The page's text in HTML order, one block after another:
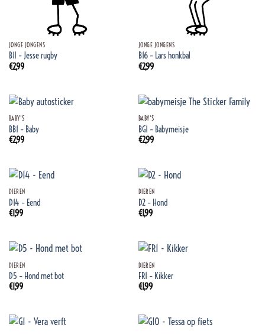
JONGE JONGENS
B11 – Jesse rugby
€2,99
JONGE JONGENS
B16 – Lars honkbal
€2,99
BABY'S
BB1 – Baby
€2,99
BABY'S
BG1 – Babymeisje
€2,99
DIEREN
D14 – Eend
€1,99
DIEREN
D2 – Hond
€1,99
DIEREN
D5 – Hond met bot
€1,99
DIEREN
FR1 – Kikker
€1,99